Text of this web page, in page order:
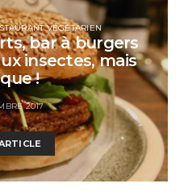
VÉGÉTARIEN
bar à burgers
insectes, mais
!
2017